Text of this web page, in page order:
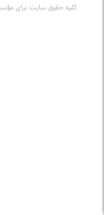
کلیه حقوق سایت برای